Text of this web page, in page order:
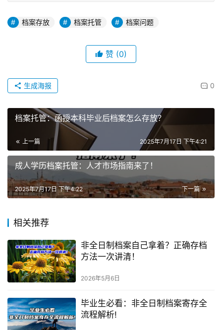
档案存放 档案托管 档案问题
赞 (0)
0
生成海报
档案托管：函授本科毕业后档案怎么存放？
上一篇 2025年7月17日 下午4:21
成人学历档案托管：人才市场指南来了！
下一篇
2025年7月17日 下午4:22
相关推荐
非全日制档案自己拿着？正确存档
方法一次讲清！
2026年5月6日
毕业生必看：非全日制档案寄存全
流程解析!